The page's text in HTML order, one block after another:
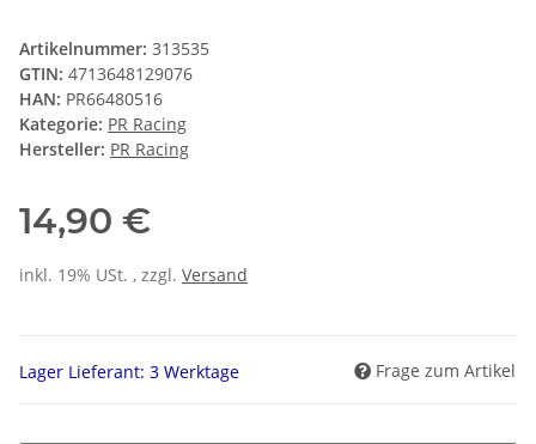
Artikelnummer: 313535
GTIN: 4713648129076
HAN: PR66480516
Kategorie: PR Racing
Hersteller: PR Racing
14,90 €
inkl. 19% USt. , zzgl. Versand
Lager Lieferant: 3 Werktage Frage zum Artikel